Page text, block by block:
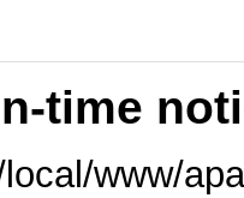
time
www/